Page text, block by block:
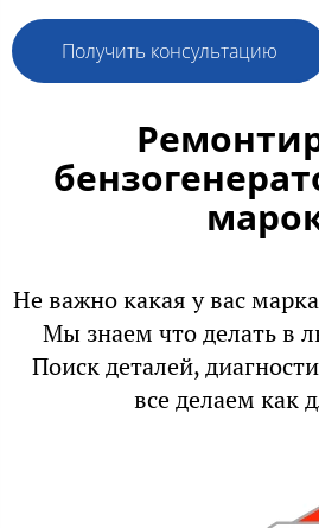
Получить консультацию
Не важно какая у вас
Мы знаем что делать в
Поиск деталей,
все делаем как